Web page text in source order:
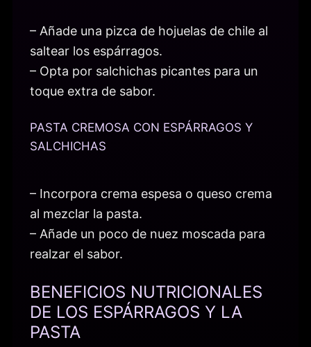
– Añade una pizca de hojuelas de chile al
saltear los espárragos.
– Opta por salchichas picantes para un
toque extra de sabor.
PASTA CREMOSA CON ESPÁRRAGOS Y
SALCHICHAS
– Incorpora crema espesa o queso crema
al mezclar la pasta.
– Añade un poco de nuez moscada para
realzar el sabor.
BENEFICIOS NUTRICIONALES
DE LOS ESPÁRRAGOS Y LA
PASTA